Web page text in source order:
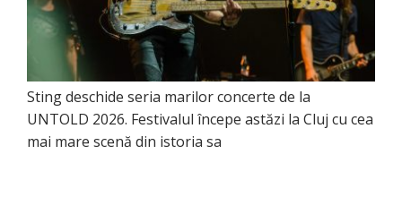
Sting deschide seria marilor concerte de la
UNTOLD 2026. Festivalul începe astăzi la Cluj cu cea
mai mare scenă din istoria sa